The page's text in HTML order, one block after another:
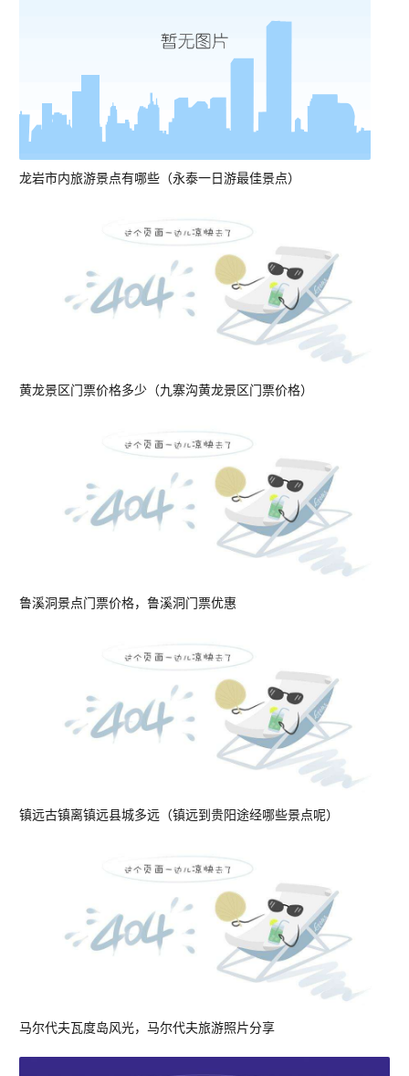
龙岩市内旅游景点有哪些（永泰一日游最佳景点）
黄龙景区门票价格多少（九寨沟黄龙景区门票价格）
鲁溪洞景点门票价格，鲁溪洞门票优惠
镇远古镇离镇远县城多远（镇远到贵阳途经哪些景点呢）
马尔代夫瓦度岛风光，马尔代夫旅游照片分享